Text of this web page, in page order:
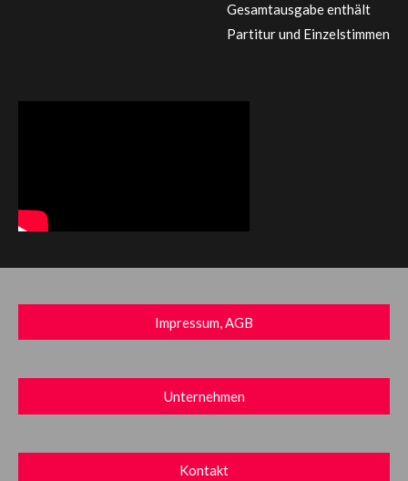
Gesamtausgabe enthält
Partitur und Einzelstimmen
Impressum, AGB
Unternehmen
Kontakt